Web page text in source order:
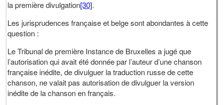
la première divulgation[30].
Les jurisprudences française et belge sont abondantes à cette
question :
Le Tribunal de première Instance de Bruxelles a jugé que
l’autorisation qui avait été donnée par l’auteur d’une chanson
française inédite, de divulguer la traduction russe de cette
chanson, ne valait pas autorisation de divulguer la version
inédite de la chanson en français.